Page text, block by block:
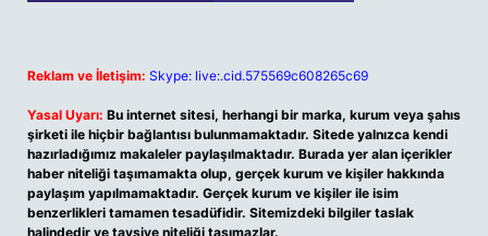
Reklam ve İletişim: Skype: live:.cid.575569c608265c69
Yasal Uyarı: Bu internet sitesi, herhangi bir marka, kurum veya şahıs
şirketi ile hiçbir bağlantısı bulunmamaktadır. Sitede yalnızca kendi
hazırladığımız makaleler paylaşılmaktadır. Burada yer alan içerikler
haber niteliği taşımamakta olup, gerçek kurum ve kişiler hakkında
paylaşım yapılmamaktadır. Gerçek kurum ve kişiler ile isim
benzerlikleri tamamen tesadüfidir. Sitemizdeki bilgiler taslak
halindedir ve tavsiye niteliği taşımazlar.